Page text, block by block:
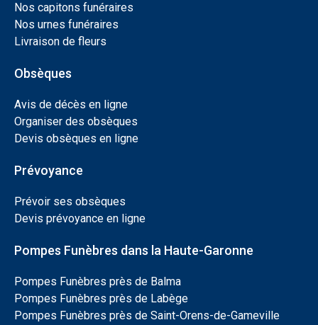
Nos capitons funéraires
Nos urnes funéraires
Livraison de fleurs
Obsèques
Avis de décès en ligne
Organiser des obsèques
Devis obsèques en ligne
Prévoyance
Prévoir ses obsèques
Devis prévoyance en ligne
Pompes Funèbres dans la Haute-Garonne
Pompes Funèbres près de Balma
Pompes Funèbres près de Labège
Pompes Funèbres près de Saint-Orens-de-Gameville